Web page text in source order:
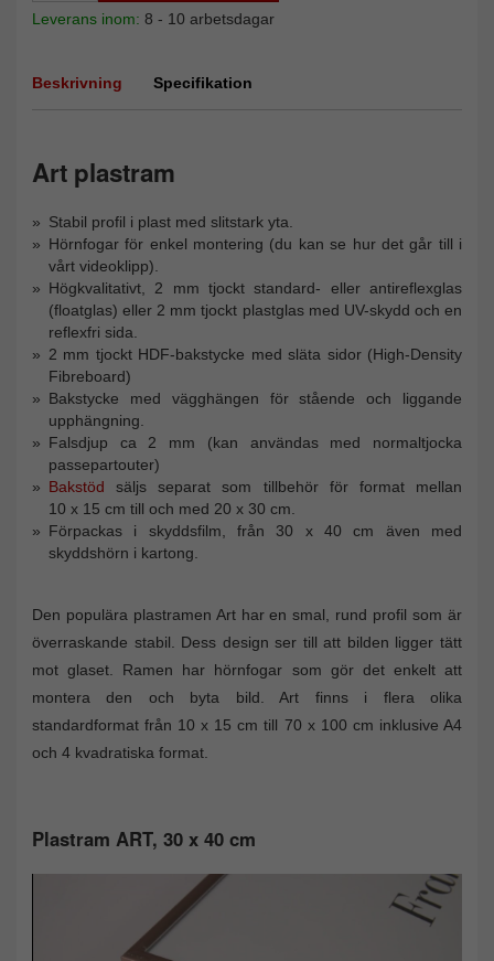
Leverans inom: 8 - 10 arbetsdagar
Beskrivning Specifikation
Art plastram
Stabil profil i plast med slitstark yta.
Hörnfogar för enkel montering (du kan se hur det går till i
vårt videoklipp).
Högkvalitativt, 2 mm tjockt standard- eller antireflexglas
(floatglas) eller 2 mm tjockt plastglas med UV-skydd och en
reflexfri sida.
2 mm tjockt HDF-bakstycke med släta sidor (High-Density
Fibreboard)
Bakstycke med vägghängen för stående och liggande
upphängning.
Falsdjup ca 2 mm (kan användas med normaltjocka
passepartouter)
Bakstöd säljs separat som tillbehör för format mellan
10 x 15 cm till och med 20 x 30 cm.
Förpackas i skyddsfilm, från 30 x 40 cm även med
skyddshörn i kartong.
Den populära plastramen Art har en smal, rund profil som är
överraskande stabil. Dess design ser till att bilden ligger tätt
mot glaset. Ramen har hörnfogar som gör det enkelt att
montera den och byta bild. Art finns i flera olika
standardformat från 10 x 15 cm till 70 x 100 cm inklusive A4
och 4 kvadratiska format.
Plastram ART, 30 x 40 cm